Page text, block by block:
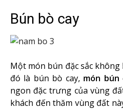
Bún bò cay
Một món bún đặc sắc
đó là bún bò cay, món bún
ngon đặc trưng của vùng
khách đến thăm vùng đất